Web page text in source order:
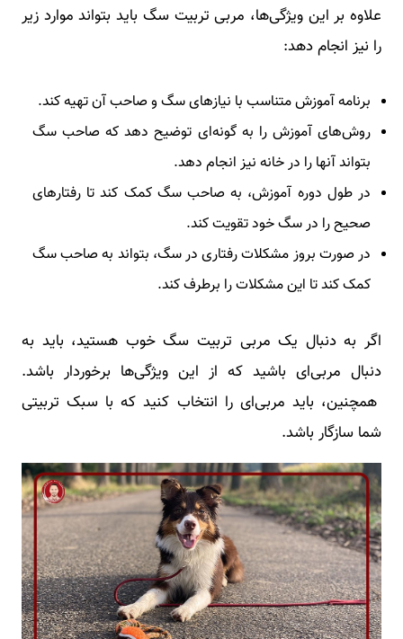
علاوه بر این ویژگی‌ها، مربی تربیت سگ باید بتواند موارد زیر
را نیز انجام دهد:
برنامه آموزش متناسب با نیازهای سگ و صاحب آن تهیه کند.
روش‌های آموزش را به گونه‌ای توضیح دهد که صاحب سگ
بتواند آنها را در خانه نیز انجام دهد.
در طول دوره آموزش، به صاحب سگ کمک کند تا رفتارهای
صحیح را در سگ خود تقویت کند.
در صورت بروز مشکلات رفتاری در سگ، بتواند به صاحب سگ
کمک کند تا این مشکلات را برطرف کند.
اگر به دنبال یک مربی تربیت سگ خوب هستید، باید به
دنبال مربی‌ای باشید که از این ویژگی‌ها برخوردار باشد.
همچنین، باید مربی‌ای را انتخاب کنید که با سبک تربیتی
شما سازگار باشد.